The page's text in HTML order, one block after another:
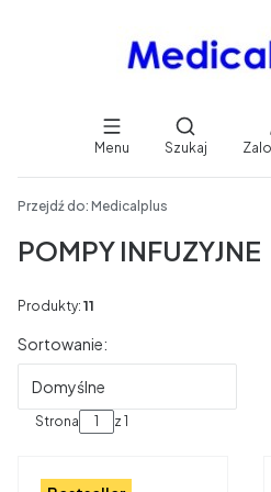
Menu
Otwórz
Szukaj
Przejdź do: Medicalplus
POMPY INFUZYJNE
Produkty: 11
Lista produktów
Sortowanie:
Domyślne
Strona z 1